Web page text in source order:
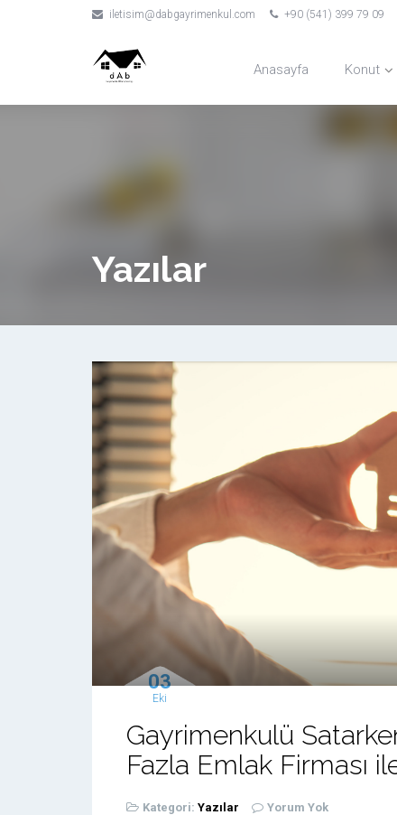
iletisim@dabgayrimenkul.com +90 (541) 399 79 09
Anasayfa Konut
Yazılar
03
Eki
Gayrimenkulü
Fazla Emlak Firması
Kategori: Yazılar Yorum Yok